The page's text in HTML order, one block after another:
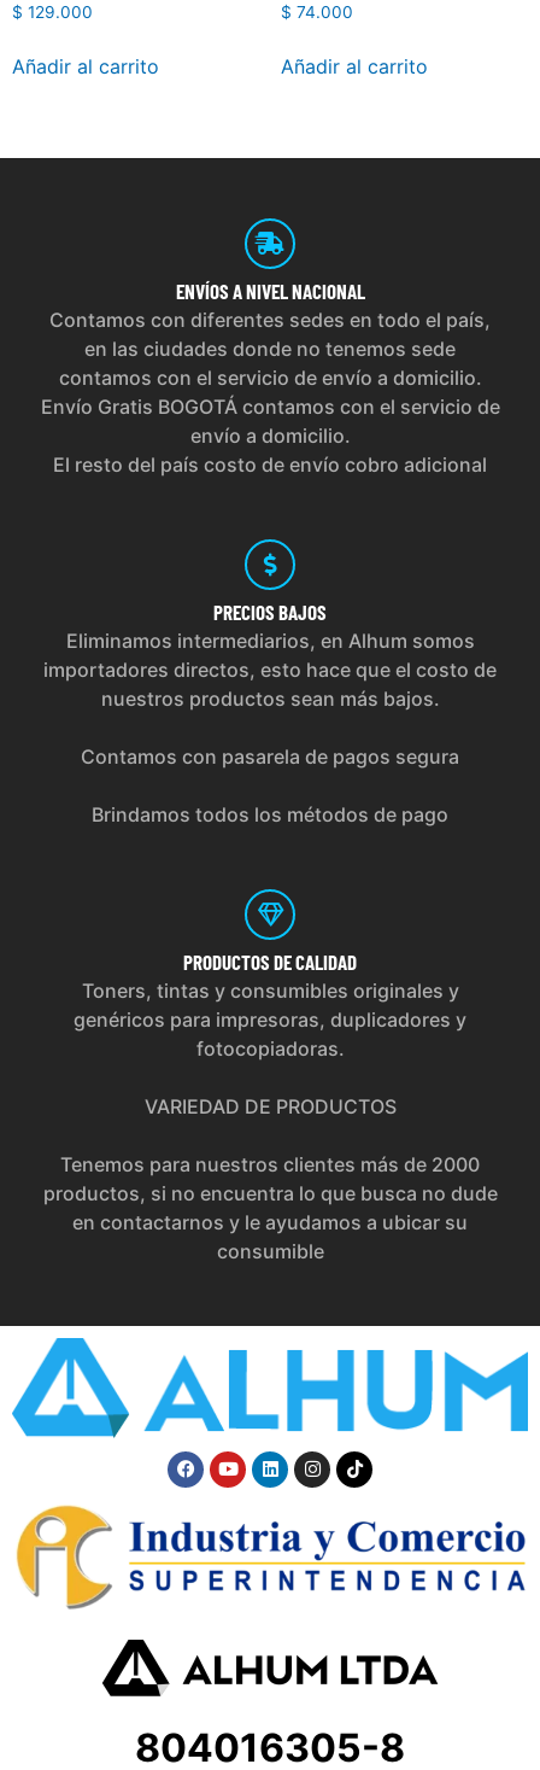
$ 129.000
Añadir al carrito
$ 74.000
Añadir al carrito
ENVÍOS A NIVEL NACIONAL
Contamos con diferentes sedes en todo el país,
en las ciudades donde no tenemos sede
contamos con el servicio de envío a domicilio.
Envío Gratis BOGOTÁ contamos con el servicio de
envío a domicilio.
El resto del país costo de envío cobro adicional
PRECIOS BAJOS
Eliminamos intermediarios, en Alhum somos
importadores directos, esto hace que el costo de
nuestros productos sean más bajos.
Contamos con pasarela de pagos segura
Brindamos todos los métodos de pago
PRODUCTOS DE CALIDAD
Toners, tintas y consumibles originales y
genéricos para impresoras, duplicadores y
fotocopiadoras.
VARIEDAD DE PRODUCTOS
Tenemos para nuestros clientes más de 2000
productos, si no encuentra lo que busca no dude
en contactarnos y le ayudamos a ubicar su
consumible
804016305-8